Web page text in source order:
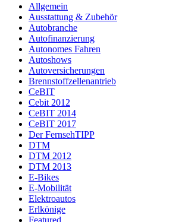
Allgemein
Ausstattung & Zubehör
Autobranche
Autofinanzierung
Autonomes Fahren
Autoshows
Autoversicherungen
Brennstoffzellenantrieb
CeBIT
Cebit 2012
CeBIT 2014
CeBIT 2017
Der FernsehTIPP
DTM
DTM 2012
DTM 2013
E-Bikes
E-Mobilität
Elektroautos
Erlkönige
Featured